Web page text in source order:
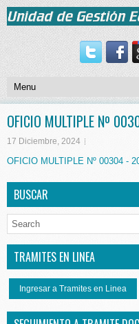
OFICIO MULTIPLE Nº
17 Diciembre, 2024
OFICIO MULTIPLE Nº 00304 -
BUSCAR
TRAMITES EN LINEA
Ingresar a Tramites en Linea